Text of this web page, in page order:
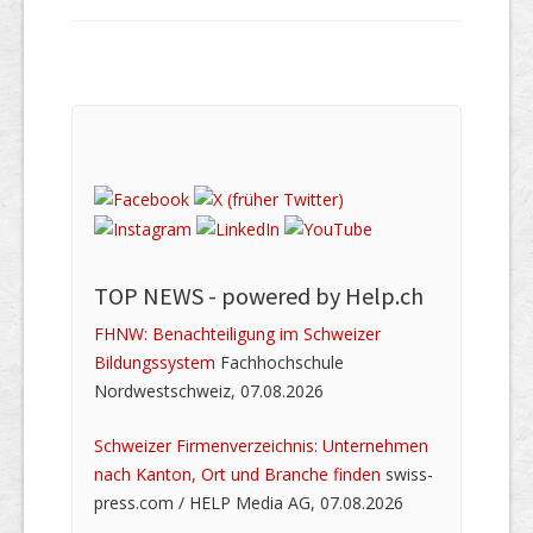
TOP NEWS - powered by Help.ch
FHNW: Benachteiligung im Schweizer
Bildungssystem Fachhochschule
Nordwestschweiz, 07.08.2026
Schweizer Firmenverzeichnis: Unternehmen
nach Kanton, Ort und Branche finden swiss-
press.com / HELP Media AG, 07.08.2026